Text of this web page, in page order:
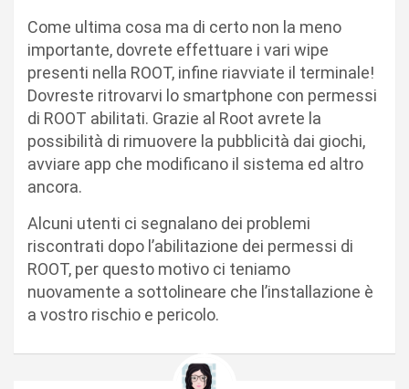
Come ultima cosa ma di certo non la meno
importante, dovrete effettuare i vari wipe
presenti nella ROOT, infine riavviate il terminale!
Dovreste ritrovarvi lo smartphone con permessi
di ROOT abilitati. Grazie al Root avrete la
possibilità di rimuovere la pubblicità dai giochi,
avviare app che modificano il sistema ed altro
ancora.
Alcuni utenti ci segnalano dei problemi
riscontrati dopo l’abilitazione dei permessi di
ROOT, per questo motivo ci teniamo
nuovamente a sottolineare che l’installazione è
a vostro rischio e pericolo.